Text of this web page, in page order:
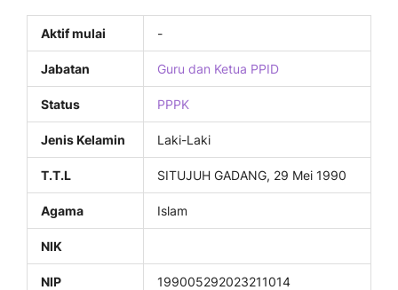
Aktif mulai -
Jabatan Guru dan Ketua PPID
Status PPPK
Jenis Kelamin Laki-Laki
T.T.L SITUJUH GADANG, 29 Mei 1990
Agama Islam
NIK
NIP 199005292023211014